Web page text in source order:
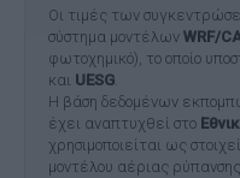
Οι τιμές των
σύστημα μοντέλων WRF/
φωτοχημικό), το οποίο
και UESG.
Η βάση δεδομένων
έχει αναπτυχθεί στο
χρησιμοποιείται ως
μοντέλου αέριας ρύπανσης